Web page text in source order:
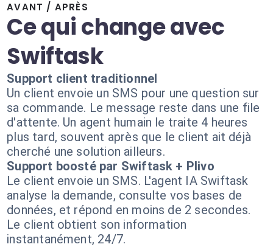
AVANT / APRÈS
Ce qui change avec
Swiftask
Support client traditionnel
Un client envoie un SMS pour une question sur
sa commande. Le message reste dans une file
d'attente. Un agent humain le traite 4 heures
plus tard, souvent après que le client ait déjà
cherché une solution ailleurs.
Support boosté par Swiftask + Plivo
Le client envoie un SMS. L'agent IA Swiftask
analyse la demande, consulte vos bases de
données, et répond en moins de 2 secondes.
Le client obtient son information
instantanément, 24/7.